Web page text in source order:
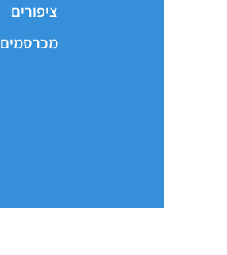
ציפורים
מכרסמים